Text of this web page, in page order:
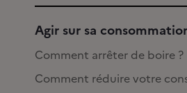
Agir sur sa
Comment arrêter de boire ?
Comment réduire votre